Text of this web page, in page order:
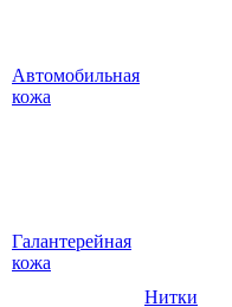
Автомобильная
кожа
Галантерейная
кожа
Нитки